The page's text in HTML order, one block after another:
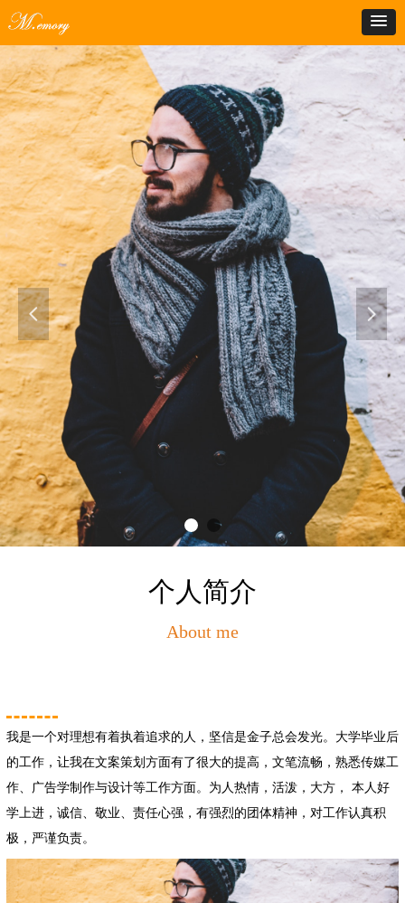
I'm me, different fireworks
我就是我，不一样的烟火
了解更多
넳 넲
个人简介
About me
我是一个对理想有着执着追求的人，坚信是金子总会发光。大学毕业后
的工作，让我在文案策划方面有了很大的提高，文笔流畅，熟悉传媒工
作、广告学制作与设计等工作方面。为人热情，活泼，大方， 本人好
学上进，诚信、敬业、责任心强，有强烈的团体精神，对工作认真积
极，严谨负责。